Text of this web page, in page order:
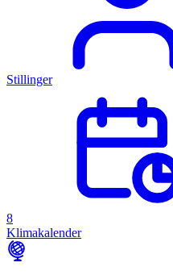
Stillinger
8
Klimakalender